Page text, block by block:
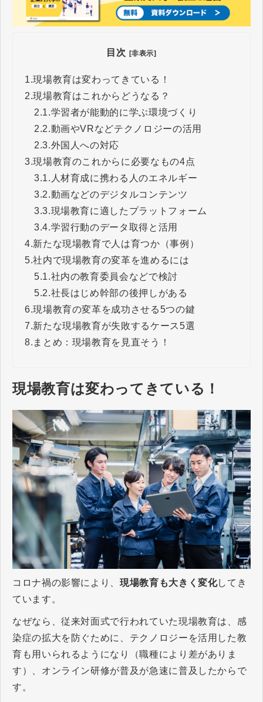
目次 [非表示]
1.現場教育は変わってきている！
2.現場教育はこれからどうなる？
2.1.学習者が能動的に学ぶ環境づくり
2.2.動画やVRなどテクノロジーの活用
2.3.外国人への対応
3.現場教育のこれからに必要なもの4点
3.1. 人材育成に携わる人のエネルギー
3.2.動画などのデジタルコンテンツ
3.3.現場教育に適したプラットフォーム
3.4.学習行動のデータ取得と活用
4.新たな現場教育で人は育つか（事例）
5.社内で現場教育の変革を進めるには
5.1.社内の教育委員会などで検討
5.2.社長はじめ幹部の後押しがある
6.現場教育の変革を成功させる5つの鍵
7.新たな現場教育が失敗するケース5選
8. まとめ：現場教育を見直そう！
現場教育は変わってきている！
コロナ禍の影響により、現場教育も大きく変化してき
ています。
なぜなら、従来対面式で行われていた現場教育は、感
染症の拡大を防ぐために、テクノロジーを活用した教
育も用いられるようになり（職種により差がありま
す）、オンライン研修が普及が急速に普及したからで
す。